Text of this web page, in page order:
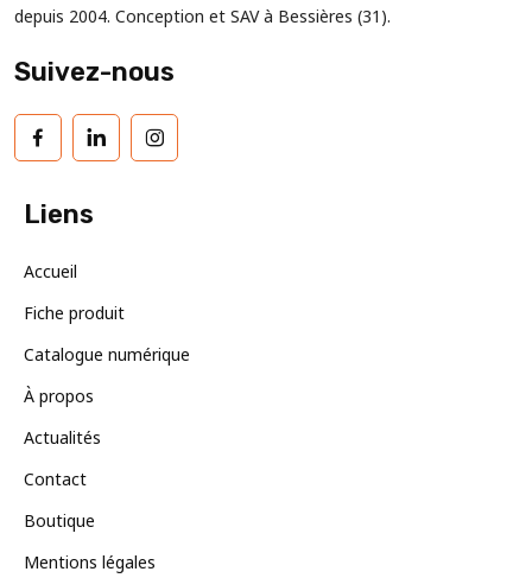
depuis 2004. Conception et SAV à Bessières (31).
Suivez-nous
FacebookLinkedIn
Liens
Accueil
Fiche produit
Catalogue numérique
À propos
Actualités
Contact
Boutique
Mentions légales